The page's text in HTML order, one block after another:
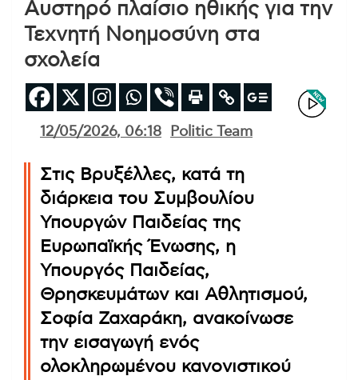
Αυστηρό πλαίσιο ηθικής για την
Τεχνητή Νοημοσύνη στα
σχολεία
12/05/2026, 06:18 Politic Team
Στις Βρυξέλλες, κατά τη
διάρκεια του Συμβουλίου
Υπουργών Παιδείας της
Ευρωπαϊκής Ένωσης, η
Υπουργός Παιδείας,
Θρησκευμάτων και Αθλητισμού,
Σοφία Ζαχαράκη, ανακοίνωσε
την εισαγωγή ενός
ολοκληρωμένου κανονιστικού